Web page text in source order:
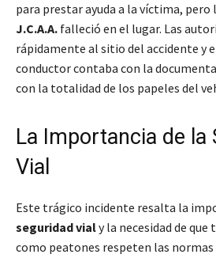
para prestar ayuda a la víctima,
J.C.A.A. falleció en el lugar. Las
rápidamente al sitio del accidente y
conductor contaba con la
con la totalidad de los papeles del
La Importancia de la
Vial
Este trágico incidente resalta la
seguridad vialy la necesidad de
como peatones respeten las